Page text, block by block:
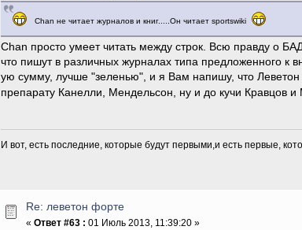
Chan не читает журналов и книг.....Он читает sportswiki
Chan просто умеет читать между строк. Всю правду о
что пишут в различных журналах типа предложенного к
ую сумму, лучше "зеленью", и я Вам напишу, что Леветон
препарату Канелли, Мендельсон, ну и до кучи Кравцов
И вот, есть последние, которые будут первыми,и есть первые,
Re: леветон форте
«Ответ #63 : 01 Июль 2013, 11:39:20 »